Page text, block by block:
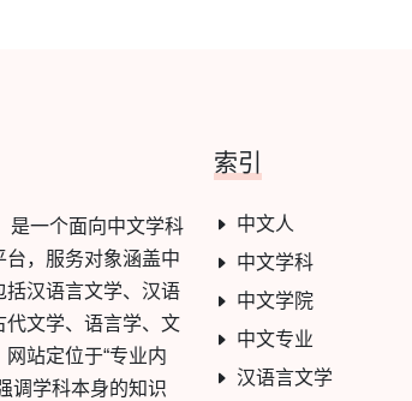
是一个面向中文学科
，服务对象涵盖中
括汉语言文学、汉语
代文学、语言学、文
站定位于“专业内
调学科本身的知识
索引
中文人
中文学科
中文学院
中文专业
汉语言文学